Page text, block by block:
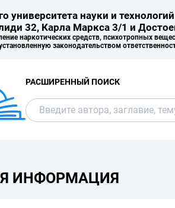
университета науки и технологий
32, Карла Маркса 3/1 и
наркотических средств, психотропных
законодательством
РАСШИРЕННЫЙ ПОИСК
ИНФОРМАЦИЯ